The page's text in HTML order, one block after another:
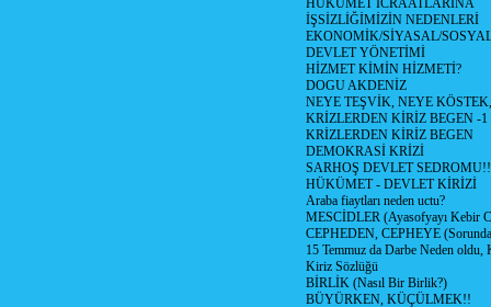
HÜKÜMET İCRAATLARINA
İŞSİZLİĞİMİZİN NEDENLERİ
EKONOMİK/SİYASAL/
DEVLET YÖNETİMİ
HİZMET KİMİN HİZMETİ?
DOGU AKDENİZ
NEYE TEŞVİK, NEYE
KRİZLERDEN KİRİZ BEGEN -1
KRİZLERDEN KİRİZ BEGEN
DEMOKRASİ KRİZİ
SARHOŞ DEVLET SEDROMU!!
HÜKÜMET - DEVLET KİRİZİ
Araba fiaytları neden uctu?
MESCİDLER (Ayasofyayı Kebir
CEPHEDEN, CEPHEYE
15 Temmuz da Darbe Neden oldu,
Kiriz Sözlüğü
BİRLİK (Nasıl Bir Birlik?)
BÜYÜRKEN, KÜÇÜLMEK!!